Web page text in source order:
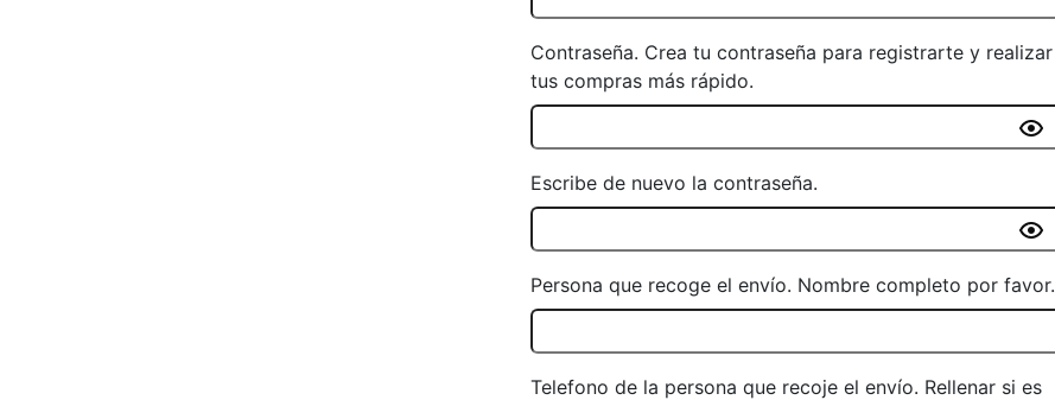
Contraseña. Crea tu contraseña para registrarte y realizar
tus compras más rápido.
Escribe de nuevo la contraseña.
Persona que recoge el envío. Nombre completo por favor.
Telefono de la persona que recoje el envío. Rellenar si es